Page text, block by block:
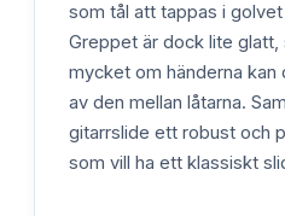
som tål att tappas i
Greppet är dock lite
mycket om händerna kan
av den mellan låtarna.
gitarrslide ett robust och
som vill ha ett klassiskt